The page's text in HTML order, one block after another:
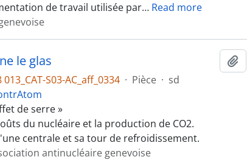
de travail utilisée par… Read more
le glas
S03-AC_aff_0334 · Pièce · sd
de serre »
du nucléaire et la production de CO2.
centrale et sa tour de refroidissement.
antinucléaire genevoise